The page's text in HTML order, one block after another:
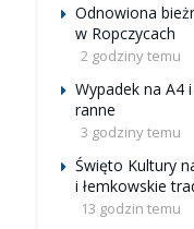
Odnowiona
w Ropczycach
2 godziny temu
Wypadek na A4
ranne
3 godziny temu
Święto Kultury
i łemkowskie
13 godzin temu